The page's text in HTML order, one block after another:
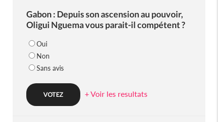
Gabon : Depuis son ascension au pouvoir,
Oligui Nguema vous parait-il compétent ?
Oui
Non
Sans avis
+ Voir les resultats